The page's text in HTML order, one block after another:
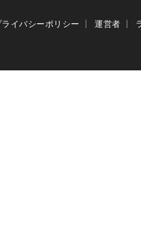
ライバシーポリシー 運営者